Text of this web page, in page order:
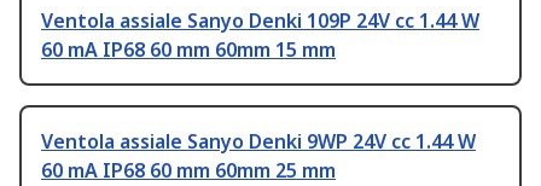
Ventola assiale Sanyo Denki 109P 24V cc 1.44 W
60 mA IP68 60 mm 60mm 15 mm
Ventola assiale Sanyo Denki 9WP 24V cc 1.44 W
60 mA IP68 60 mm 60mm 25 mm